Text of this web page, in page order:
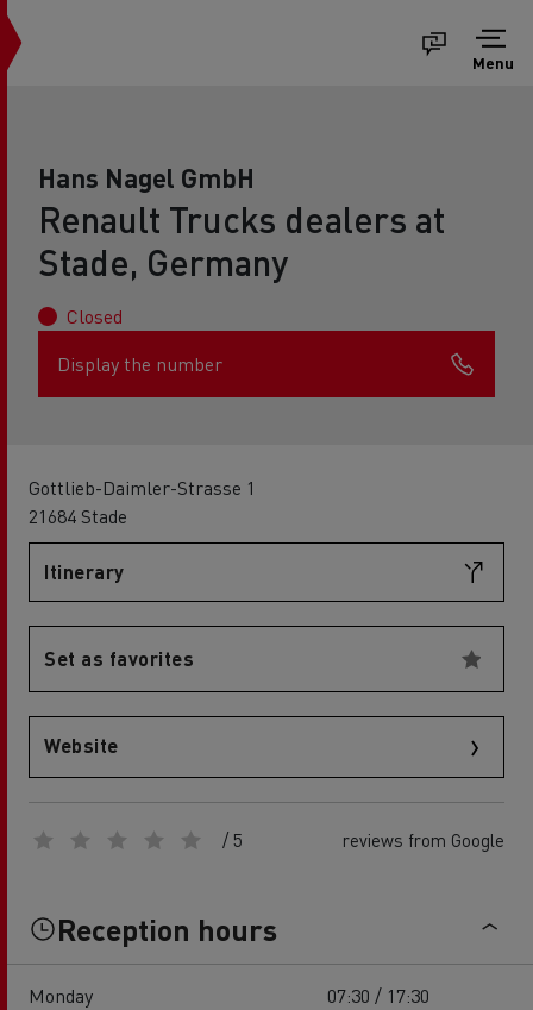
Menu
Hans Nagel GmbH
Renault Trucks dealers at
Stade, Germany
Closed
Display the number
Gottlieb-Daimler-Strasse 1
21684 Stade
Itinerary
Set as favorites
Website
/ 5 reviews from Google
Reception hours
Monday
07:30 / 17:30